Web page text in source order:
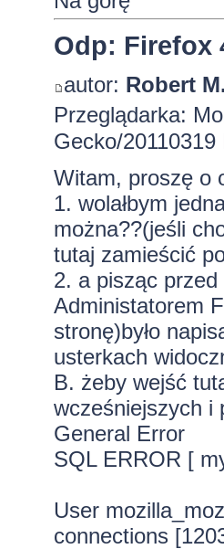
Odp: Firefox
autor: Robert M.
Przeglądarka:
Gecko/
Witam, proszę o
1. wolałbym
można??(jeśli
tutaj zamieścić
2. a pisząc
Administatorem
stronę)było
usterkach
B. żeby wejść
wcześniejszych i
General Error
SQL ERROR [
User
connections